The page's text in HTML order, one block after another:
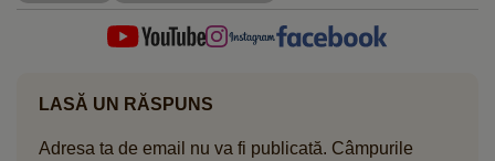
LASĂ UN RĂSPUNS
Adresa ta de email nu va fi publicată. Câmpurile